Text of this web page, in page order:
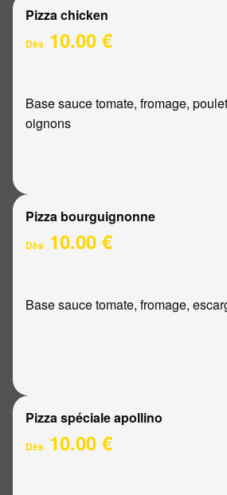
Pizza chicken
Dès 10.00 €
Base sauce tomate, fromage,
oignons
Pizza bourguignonne
Dès 10.00 €
Base sauce tomate, fromage,
Pizza spéciale apollino
Dès 10.00 €